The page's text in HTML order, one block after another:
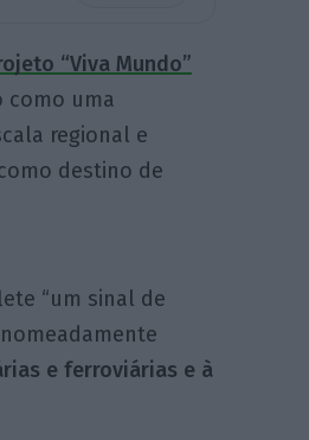
“Viva Mundo”
como uma
regional e
destino de
“um sinal de
e ferroviárias e à